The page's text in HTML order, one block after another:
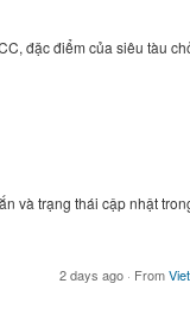
đặc điểm của siêu tàu
và trạng thái cập nhật
2 days ago · From